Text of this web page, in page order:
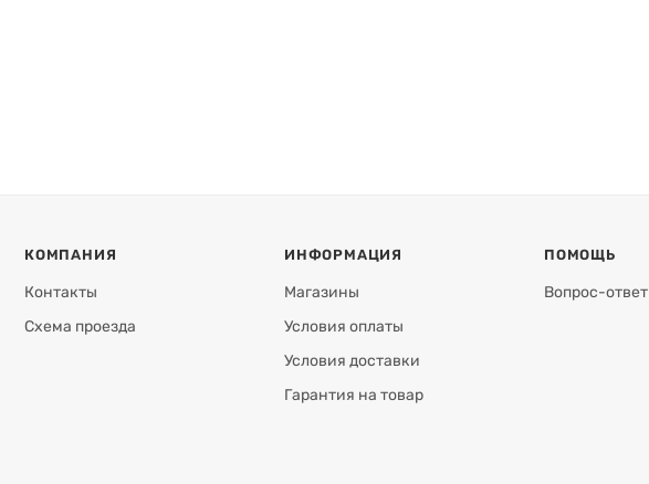
КОМПАНИЯ
Контакты
Схема проезда
ИНФОРМАЦИЯ
Магазины
Условия оплаты
Условия доставки
Гарантия на товар
ПОМОЩЬ
Вопрос-ответ